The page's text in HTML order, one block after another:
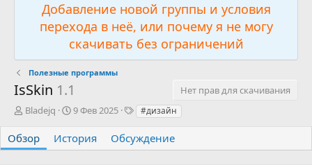
Добавление новой группы и условия
перехода в неё, или почему я не могу
скачивать без ограничений
Полезные программы
IsSkin 1.1
Нет прав для скачивания
А
т
о
Bladejq
Д
т
а
9 Фев 2025
Т
г
и
#дизайн
Обзор История Обсуждение